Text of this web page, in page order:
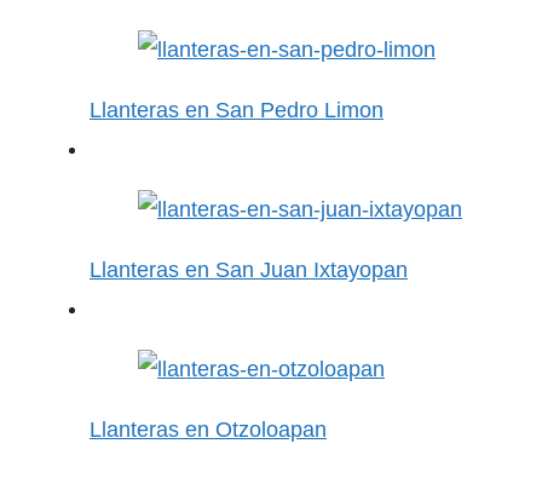
Llanteras en San Pedro Limon
Llanteras en San Juan Ixtayopan
Llanteras en Otzoloapan